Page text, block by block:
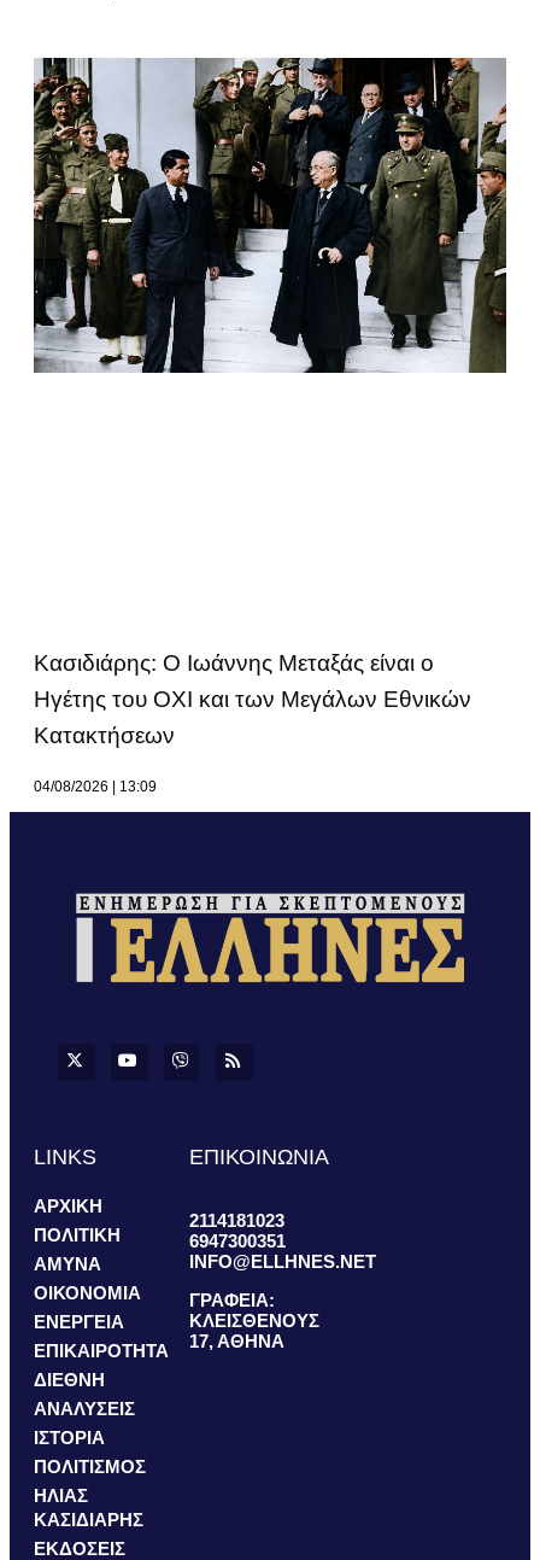
Κασιδιάρης: Ο Ιωάννης Μεταξάς είναι ο
Ηγέτης του ΟΧΙ και των Μεγάλων Εθνικών
Κατακτήσεων
04/08/2026 13:09
LINKS
ΑΡΧΙΚΗ
ΠΟΛΙΤΙΚΗ
ΑΜΥΝΑ
ΟΙΚΟΝΟΜΙΑ
ΕΝΕΡΓΕΙΑ
ΕΠΙΚΑΙΡΟΤΗΤΑ
ΔΙΕΘΝΗ
ΑΝΑΛΥΣΕΙΣ
ΙΣΤΟΡΙΑ
ΠΟΛΙΤΙΣΜΟΣ
ΗΛΙΑΣ
ΚΑΣΙΔΙΑΡΗΣ
ΕΚΔΟΣΕΙΣ
ΕΠΙΚΟΙΝΩΝΙΑ
2114181023
6947300351
INFO@ELLHNES.NET
ΓΡΑΦΕΙΑ:
ΚΛΕΙΣΘΕΝΟΥΣ
17, ΑΘΗΝΑ